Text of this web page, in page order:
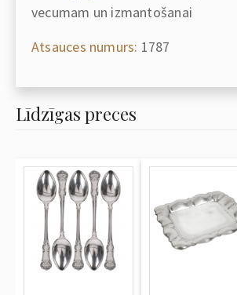
vecumam un izmantošanai
Atsauces numurs: 1787
Līdzīgas preces